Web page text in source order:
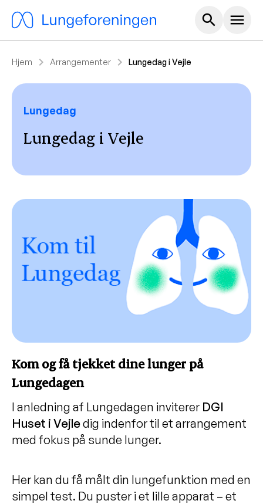
search Hoved
menu
Hjem chevron_right Arrangementer chevron_right Lungedag i Vejle
Lungedag
Lungedag i Vejle
Kom og få tjekket dine lunger på
Lungedagen
I anledning af Lungedagen inviterer DGI
Huset i Vejledig indenfor til et arrangement
med fokus på sunde lunger.
Her kan du få målt din lungefunktion med en
simpel test. Du puster i et lille apparat – et